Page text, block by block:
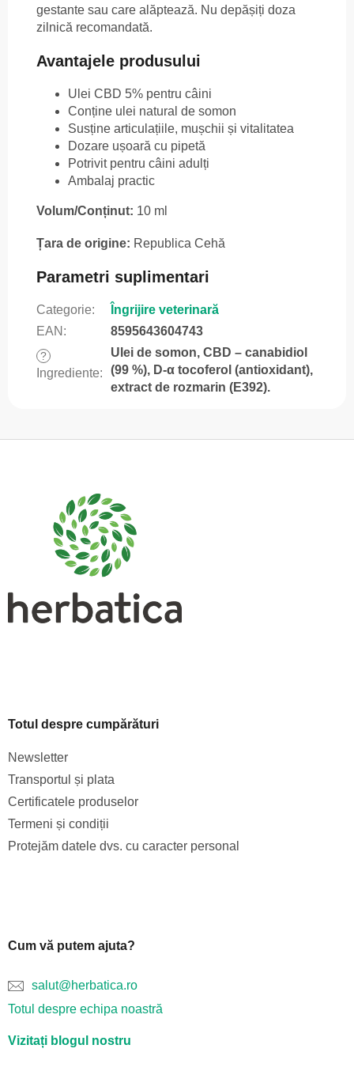
gestante sau care alăptează. Nu depășiți doza
zilnică recomandată.
Avantajele produsului
Ulei CBD 5% pentru câini
Conține ulei natural de somon
Susține articulațiile, mușchii și vitalitatea
Dozare ușoară cu pipetă
Potrivit pentru câini adulți
Ambalaj practic
Volum/Conținut: 10 ml
Țara de origine: Republica Cehă
Parametri suplimentari
Categorie:
Îngrijire veterinară
EAN : 8595643604743
?
Ingrediente:
Ulei de somon, CBD – canabidiol
(99 %), D-α tocoferol (antioxidant),
extract de rozmarin (E392).
Totul despre cumpărături
Newsletter
Transportul și plata
Certificatele produselor
Termeni și condiții
Protejăm datele dvs. cu caracter personal
Cum vă putem ajuta?
salut@herbatica.ro
Totul despre echipa noastră
Vizitați blogul nostru